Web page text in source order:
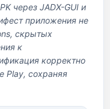
через JADX-GUI и
приложения не
скрытых
к
корректно
Play, сохраняя